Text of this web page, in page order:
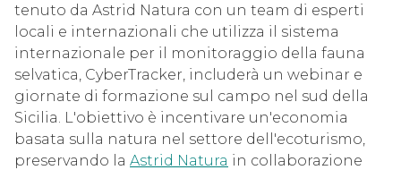
tenuto da Astrid Natura con un team di esperti
locali e internazionali che utilizza il sistema
internazionale per il monitoraggio della fauna
selvatica, CyberTracker, includerà un webinar e
giornate di formazione sul campo nel sud della
Sicilia. L'obiettivo è incentivare un'economia
basata sulla natura nel settore dell'ecoturismo,
preservando la Astrid Natura in collaborazione